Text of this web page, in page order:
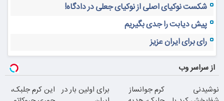
شکست نوکیای اصلی از نوکیای جعلی در دادگاه!
پیش دیابت را جدی بگیریم
رای برای ایران عزیز
از سراسر وب
نوشیدنی
کرم جوانساز
برای اولین بار در این کرم جلبک،